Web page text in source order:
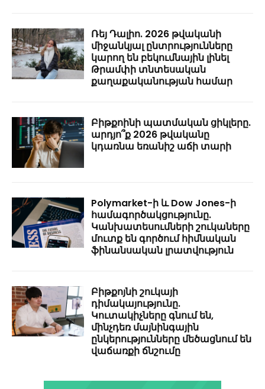
Ռեյ Դալիո. 2026 թվականի
միջանկյալ ընտրությունները
կարող են բեկումնային լինել
Թրամփի տնտեսական
քաղաքականության համար
Բիթքոինի պատմական ցիկլերը.
արդյո՞ք 2026 թվականը
կդառնա եռանիշ աճի տարի
Polymarket-ի և Dow Jones-ի
համագործակցությունը.
Կանխատեսումների շուկաները
մուտք են գործում հիմնական
ֆինանսական լրատվություն
Բիթքոյնի շուկայի
դիմակայությունը.
Կուտակիչները գնում են,
մինչդեռ մայնինգային
ընկերությունները մեծացնում են
վաճառքի ճնշումը